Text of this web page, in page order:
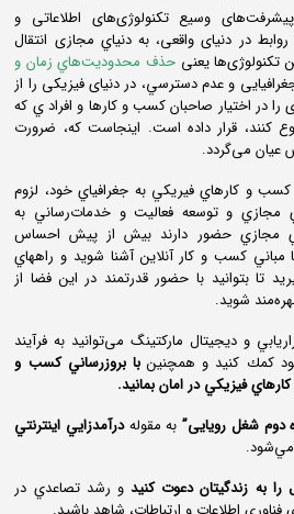
وسيع تکنولوژی‌های اطلاعاتی و
در دنیای واقعی، به دنياي مجازی انتقال
تکنولوژی‌ها یعنی حذف محدوديت‌هاي زمان و
و عدم دسترسي، در دنیای فیزیکی را از
را در اختیار صاحبان كسب و كارها و افراد ي كه
كنند، قرار داده است. اینجاست كه، ضرورت
عیان می‌گردد.
و كارهاي فيريكي به جغرافياي خود، لزوم
و توسعه فعاليت و خدمات‌رساني به
مجازي حضور دارند بيش از پيش احساس
مباني كسب و كار آنلاين آشنا شويد و راههاي
تا بتوانيد با حضور قدرتمند در اين فضا از
شويد.
و ديجيتال ماركتينگ می‌توانید به فرآيند
كمك كنيد و همچنينبا بروزرساني كسب و
فيزيكي در امان بمانيد.
دوم شغل رویایی”به مقولهدرآمدزايي اينترنتي
مي‌شود.
را به زندگيتان دعوت كنيدو رشد تصاعدي در